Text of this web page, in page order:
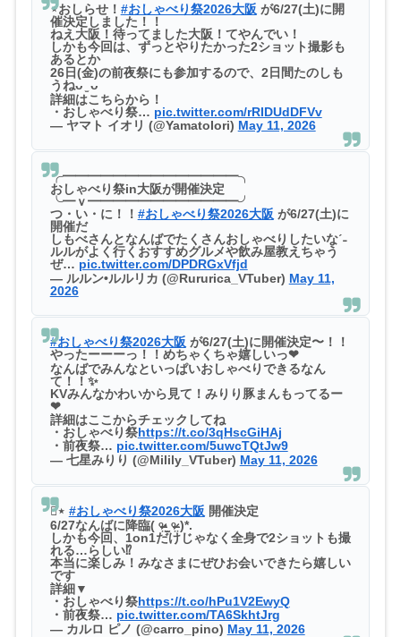
⋆おしらせ！ #おしゃべり祭2026大阪 が6/27(土)に開
催決定しました！！
ねえ大阪！待ってました大阪！てやんでい！
しかも今回は、ずっとやりたかった2ショット撮影も
あるとか‍‍
26日(金)の前夜祭にも参加するので、2日間たのしも
うねᴗ ̫ ᴗ
詳細はこちらから！
・おしゃべり祭… pic.twitter.com/rRIDUdDFVv
— ヤマト イオリ (@YamatoIori) May 11, 2026
╭━━━━━━━━━━━━━━╮
おしゃべり祭in大阪が開催決定
╰━ｖ━━━━━━━━━━━━╯
つ・い・に！！ #おしゃべり祭2026大阪 が6/27(土)に
開催だ
しもべさんとなんばでたくさんおしゃべりしたいなˊ˗
ルルがよく行くおすすめグルメや飲み屋教えちゃう
ぜ… pic.twitter.com/DPDRGxVfjd
— ルルン•ルルリカ (@Rururica_VTuber) May 11,
2026
#おしゃべり祭2026大阪 が6/27(土)に開催決定〜！！
やったーーーっ！！めちゃくちゃ嬉しいっ❤
なんばでみんなといっぱいおしゃべりできるなん
て！！✨
KVみんなかわいから見て！みりり豚まんもってるー
❤
詳細はここからチェックしてね
・おしゃべり祭https://t.co/3qHscGiHAj
・前夜祭… pic.twitter.com/5uwcTQtJw9
— 七星みりり (@Milily_VTuber) May 11, 2026
⋆͛⋆ ⁠ #おしゃべり祭2026大阪 開催決定
6/27なんばに降臨( ᵒ̴̶̷̤‧̫ ᵒ̴̶̷̤ )*.
しかも今回、1on1だけじゃなく全身で2ショットも撮
れる…らしい⁉️
本当に楽しみ！みなさまにぜひお会いできたら嬉しい
です
詳細▼
・おしゃべり祭https://t.co/hPu1V2EwyQ
・前夜祭… pic.twitter.com/TA6SkhtJrg
— カルロ ピノ (@carro_pino) May 11, 2026